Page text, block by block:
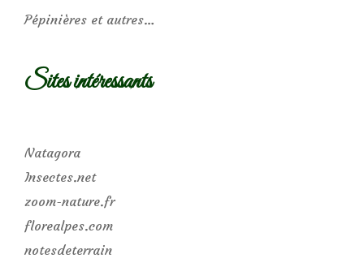
Pépinières et autres…
Sites intéressants
Natagora
Insectes.net
zoom-nature.fr
florealpes.com
notesdeterrain